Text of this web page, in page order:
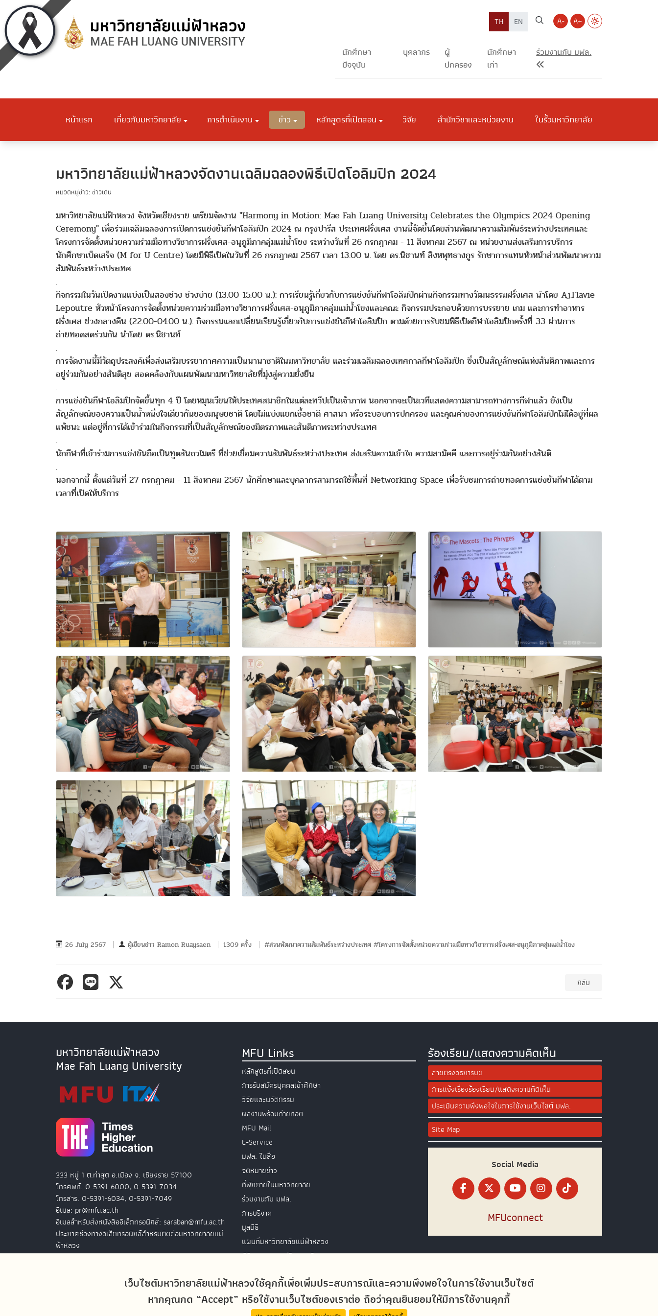
เว็บไซต์มหาวิทยาลัยแม่ฟ้าหลวงใช้คุกกี้เพื่อเพิ่มประสบการณ์และความพึงพอใจในการใช้งานเว็บไซต์
หากคุณกด “Accept” หรือใช้งานเว็บไซต์ของเราต่อ ถือว่าคุณยินยอมให้มีการใช้งานคุกกี้
TH EN A- A+
นักศึกษา
ปัจจุบัน
บุคลากร
ผู้
ปกครอง
นักศึกษา
เก่า
ร่วมงานกับ มฟล.
หน้าแรก เกี่ยวกับมหาวิทยาลัย การดำเนินงาน ข่าว หลักสูตรที่เปิดสอน วิจัย สำนักวิชาและหน่วยงาน ในรั้วมหาวิทยาลัย
มหาวิทยาลัยแม่ฟ้าหลวงจัดงานเฉลิมฉลองพิธีเปิดโอลิมปิก 2024
หมวดหมู่ข่าว: ข่าวเด่น
มหาวิทยาลัยแม่ฟ้าหลวง จังหวัดเชียงราย เตรียมจัดงาน "Harmony in Motion: Mae Fah Luang University Celebrates the Olympics 2024 Opening
Ceremony" เพื่อร่วมเฉลิมฉลองการเปิดการแข่งขันกีฬาโอลิมปิก 2024 ณ กรุงปารีส ประเทศฝรั่งเศส งานนี้จัดขึ้นโดยส่วนพัฒนาความสัมพันธ์ระหว่างประเทศและ
โครงการจัดตั้งหน่วยความร่วมมือทางวิชาการฝรั่งเศส-อนุภูมิภาคลุ่มแม่น้ำโขง ระหว่างวันที่ 26 กรกฎาคม - 11 สิงหาคม 2567 ณ หน่วยงานส่งเสริมการบริการ
นักศึกษาเบ็ดเสร็จ (M for U Centre) โดยมีพิธีเปิดในวันที่ 26 กรกฎาคม 2567 เวลา 13.00 น. โดย ดร.นิชานท์ สิงหพุทธางกูร รักษาการแทนหัวหน้าส่วนพัฒนาความ
สัมพันธ์ระหว่างประเทศ
.
กิจกรรมในวันเปิดงานแบ่งเป็นสองช่วง ช่วงบ่าย (13.00-15.00 น.): การเรียนรู้เกี่ยวกับการแข่งขันกีฬาโอลิมปิกผ่านกิจกรรมทางวัฒนธรรมฝรั่งเศส นำโดย Aj.Flavie
Lepoutre หัวหน้าโครงการจัดตั้งหน่วยความร่วมมือทางวิชาการฝรั่งเศส-อนุภูมิภาคลุ่มแม่น้ำโขงและคณะ กิจกรรมประกอบด้วยการบรรยาย เกม และการทำอาหาร
ฝรั่งเศส ช่วงกลางคืน (22.00-04.00 น.): กิจกรรมแลกเปลี่ยนเรียนรู้เกี่ยวกับการแข่งขันกีฬาโอลิมปิก ตามด้วยการรับชมพิธีเปิดกีฬาโอลิมปิกครั้งที่ 33 ผ่านการ
ถ่ายทอดสดร่วมกัน นำโดย ดร.นิชานท์
.
การจัดงานนี้มีวัตถุประสงค์เพื่อส่งเสริมบรรยากาศความเป็นนานาชาติในมหาวิทยาลัย และร่วมเฉลิมฉลองเทศกาลกีฬาโอลิมปิก ซึ่งเป็นสัญลักษณ์แห่งสันติภาพและการ
อยู่ร่วมกันอย่างสันติสุข สอดคล้องกับแผนพัฒนามหาวิทยาลัยที่มุ่งสู่ความยั่งยืน
.
การแข่งขันกีฬาโอลิมปิกจัดขึ้นทุก 4 ปี โดยหมุนเวียนให้ประเทศสมาชิกในแต่ละทวีปเป็นเจ้าภาพ นอกจากจะเป็นเวทีแสดงความสามารถทางการกีฬาแล้ว ยังเป็น
สัญลักษณ์ของความเป็นน้ำหนึ่งใจเดียวกันของมนุษยชาติ โดยไม่แบ่งแยกเชื้อชาติ ศาสนา หรือระบอบการปกครอง และคุณค่าของการแข่งขันกีฬาโอลิมปิกไม่ได้อยู่ที่ผล
แพ้ชนะ แต่อยู่ที่การได้เข้าร่วมในกิจกรรมที่เป็นสัญลักษณ์ของมิตรภาพและสันติภาพระหว่างประเทศ
.
นักกีฬาที่เข้าร่วมการแข่งขันถือเป็นทูตสันถวไมตรี ที่ช่วยเชื่อมความสัมพันธ์ระหว่างประเทศ ส่งเสริมความเข้าใจ ความสามัคคี และการอยู่ร่วมกันอย่างสันติ
.
นอกจากนี้ ตั้งแต่วันที่ 27 กรกฎาคม - 11 สิงหาคม 2567 นักศึกษาและบุคลากรสามารถใช้พื้นที่ Networking Space เพื่อรับชมการถ่ายทอดการแข่งขันกีฬาได้ตาม
เวลาที่เปิดให้บริการ
26 July 2567 ผู้เขียนข่าว Ramon Ruaysaen 1309 ครั้ง #ส่วนพัฒนาความสัมพันธ์ระหว่างประเทศ #โครงการจัดตั้งหน่วยความร่วมมือทางวิชาการฝรั่งเศส-อนุภูมิภาคลุ่มแม่น้ำโขง
กลับ
มหาวิทยาลัยแม่ฟ้าหลวง
Mae Fah Luang University
333 หมู่ 1 ต.ท่าสุด อ.เมือง จ. เชียงราย 57100
โทรศัพท์. 0-5391-6000, 0-5391-7034
โทรสาร. 0-5391-6034, 0-5391-7049
อีเมล: pr@mfu.ac.th
อีเมลสำหรับส่งหนังสืออิเล็กทรอนิกส์: saraban@mfu.ac.th
ประกาศช่องทางอิเล็กทรอนิกส์สำหรับติดต่อมหาวิทยาลัยแม่
ฟ้าหลวง
MFU Links
หลักสูตรที่เปิดสอน
การรับสมัครบุคคลเข้าศึกษา
วิจัยและนวัตกรรม
ผลงานพร้อมถ่ายทอด
MFU Mail
E-Service
มฟล. ในสื่อ
จดหมายข่าว
ที่พักภายในมหาวิทยาลัย
ร่วมงานกับ มฟล.
การบริจาค
มูลนิธิ
แผนที่มหาวิทยาลัยแม่ฟ้าหลวง
พิธีพระราชทานปริญญาบัตร
ร้องเรียน/แสดงความคิดเห็น
สายตรงอธิการบดี
การแจ้งเรื่องร้องเรียน/แสดงความคิดเห็น
ประเมินความพึงพอใจในการใช้งานเว็บไซต์ มฟล.
Site Map
Social Media
MFUconnect